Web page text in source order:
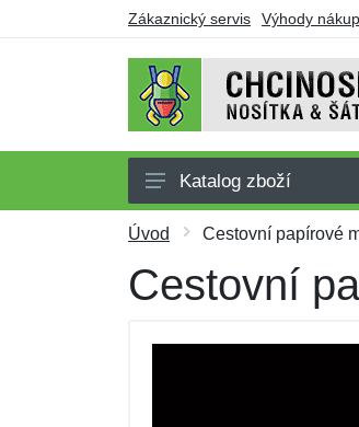
Zákaznický servis Výhody
Nosítka
Šátky
Oblečení pro nošení
Doplňky
Katalog zboží
Úvod Cestovní papírové
Cestovní